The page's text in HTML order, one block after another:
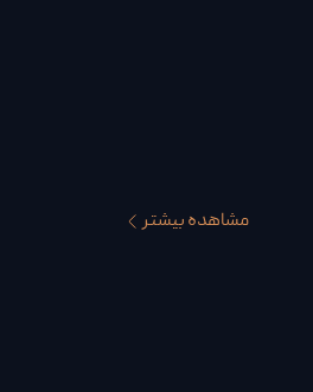
مشاهده بیشتر